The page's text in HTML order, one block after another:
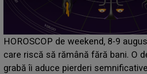
Emanuel a ținut ACEST DETALIU
acum! În fața Alexandrei,
face o MĂRTURISIRE